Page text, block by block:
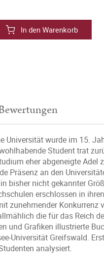
In den Warenkorb
Universität wurde im 15.
Student trat
eher abgeneigte
Präsenz an den
bisher nicht gekannter
erschlossen in
zunehmender Konkurrenz
die für das Reich
und Grafiken illustrierte
Universität Greifswald.
analysiert.